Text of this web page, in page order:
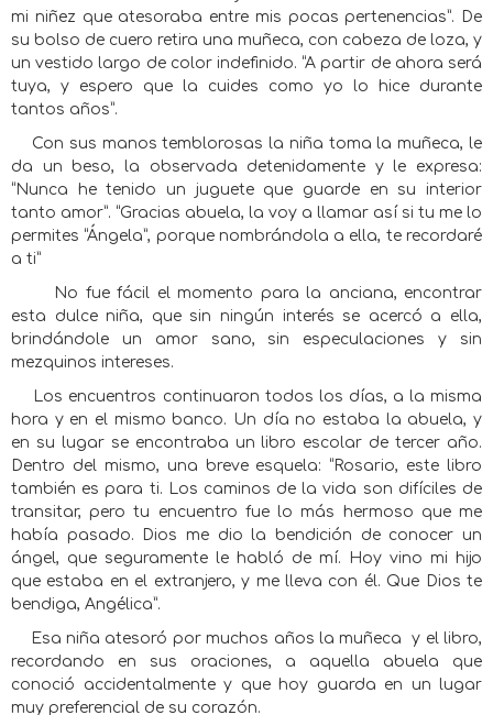
mi niñez que atesoraba entre mis pocas pertenencias”. De
su bolso de cuero retira una muñeca, con cabeza de loza, y
un vestido largo de color indefinido. “A partir de ahora será
tuya, y espero que la cuides como yo lo hice durante
tantos años”.
Con sus manos temblorosas la niña toma la muñeca, le
da un beso, la observada detenidamente y le expresa:
“Nunca he tenido un juguete que guarde en su interior
tanto amor”. “Gracias abuela, la voy a llamar así si tu me lo
permites “Ángela”, porque nombrándola a ella, te recordaré
a ti”
No fue fácil el momento para la anciana, encontrar
esta dulce niña, que sin ningún interés se acercó a ella,
brindándole un amor sano, sin especulaciones y sin
mezquinos intereses.
Los encuentros continuaron todos los días, a la misma
hora y en el mismo banco. Un día no estaba la abuela, y
en su lugar se encontraba un libro escolar de tercer año.
Dentro del mismo, una breve esquela: “Rosario, este libro
también es para ti. Los caminos de la vida son difíciles de
transitar, pero tu encuentro fue lo más hermoso que me
había pasado. Dios me dio la bendición de conocer un
ángel, que seguramente le habló de mí. Hoy vino mi hijo
que estaba en el extranjero, y me lleva con él. Que Dios te
bendiga, Angélica”.
Esa niña atesoró por muchos años la muñeca
y el libro,
recordando en sus oraciones, a aquella abuela que
conoció accidentalmente y que hoy guarda en un lugar
muy preferencial de su corazón.